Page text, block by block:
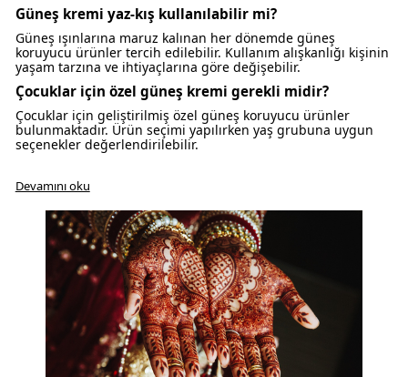
Güneş kremi yaz-kış kullanılabilir mi?
Güneş ışınlarına maruz kalınan her dönemde güneş
koruyucu ürünler tercih edilebilir. Kullanım alışkanlığı kişinin
yaşam tarzına ve ihtiyaçlarına göre değişebilir.
Çocuklar için özel güneş kremi gerekli midir?
Çocuklar için geliştirilmiş özel güneş koruyucu ürünler
bulunmaktadır. Ürün seçimi yapılırken yaş grubuna uygun
seçenekler değerlendirilebilir.
Devamını oku